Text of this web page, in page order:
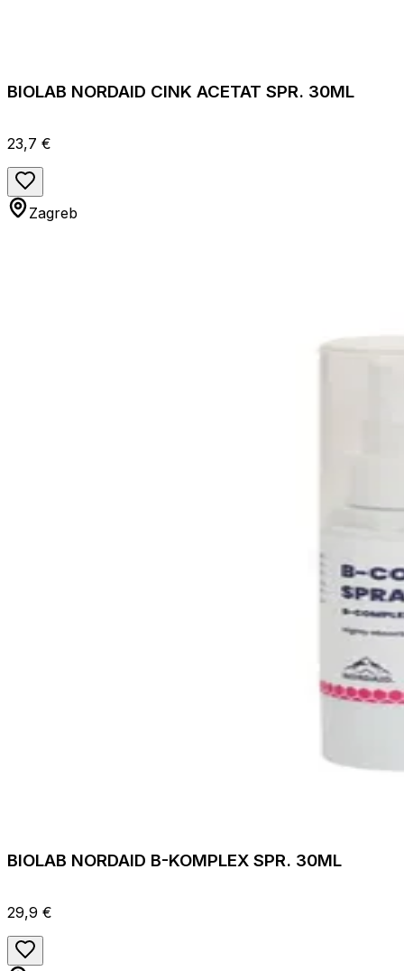
BIOLAB NORDAID CINK ACETAT SPR. 30ML
23,7 €
Zagreb
BIOLAB NORDAID B-KOMPLEX SPR. 30ML
29,9 €